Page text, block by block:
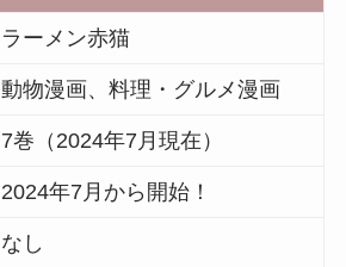
ラーメン赤猫
動物漫画、料理・グルメ漫画
7巻（2024年7月現在）
2024年7月から開始！
なし